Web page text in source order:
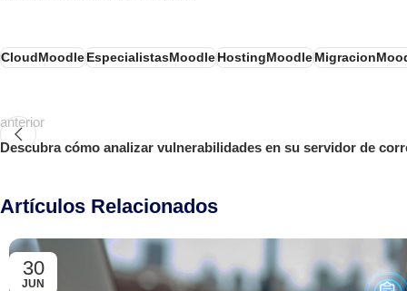
CloudMoodleEspecialistasMoodleHostingMoodle
anterior
Descubra cómo analizar vulnerabilidades en su servidor de
Artículos Relacionados
30
JUN